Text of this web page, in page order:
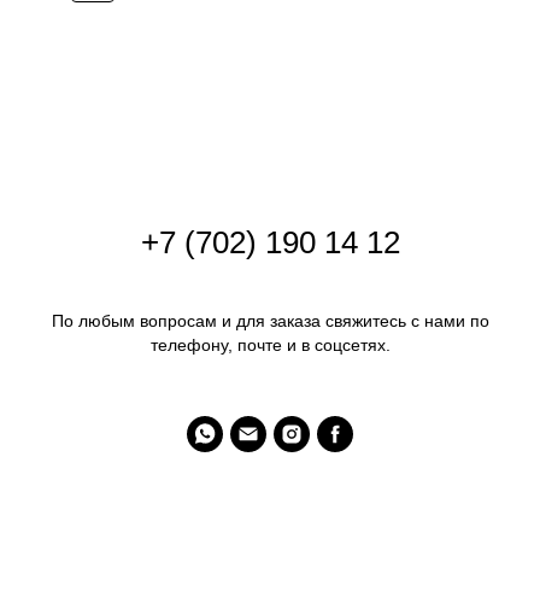
+7 (702) 190 14 12
По любым вопросам и для заказа свяжитесь с нами по
телефону, почте и в соцсетях.